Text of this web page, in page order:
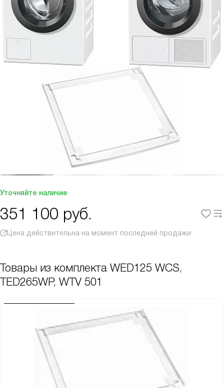
Уточняйте наличие
351 100 руб.
Цена действительна на момент последней продажи
Товары из комплекта WED125 WCS,
TED265WP, WTV 501